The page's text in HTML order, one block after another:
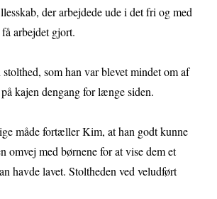
der arbejdede ude i det fri og med
arbejdet gjort.
som han var blevet mindet om af
kajen dengang for længe siden.
måde fortæller Kim, at han godt kunne
omvej med børnene for at vise dem et
havde lavet. Stoltheden ved veludført